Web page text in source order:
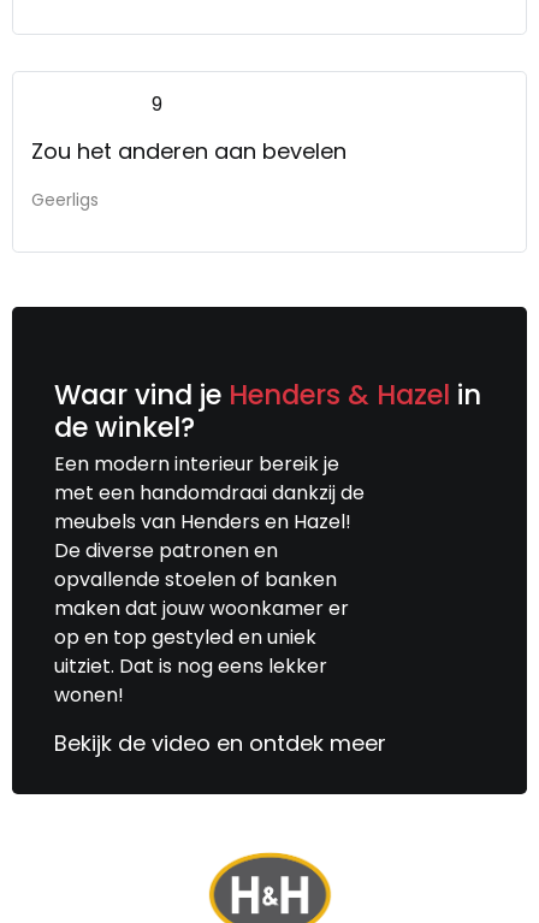
9
Zou het anderen aan bevelen
Geerligs
Waar vind je Henders & Hazel in
de winkel?
Een modern interieur bereik je
met een handomdraai dankzij de
meubels van Henders en Hazel!
De diverse patronen en
opvallende stoelen of banken
maken dat jouw woonkamer er
op en top gestyled en uniek
uitziet. Dat is nog eens lekker
wonen!
Bekijk de video en ontdek meer